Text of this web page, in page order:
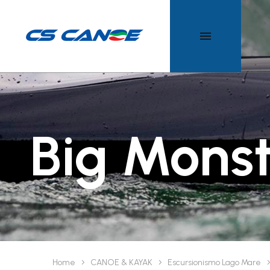
POLO
DISCESA
9 TUTTI I
Big
Home CANOE & KAYAK Escursionismo Lago Mare